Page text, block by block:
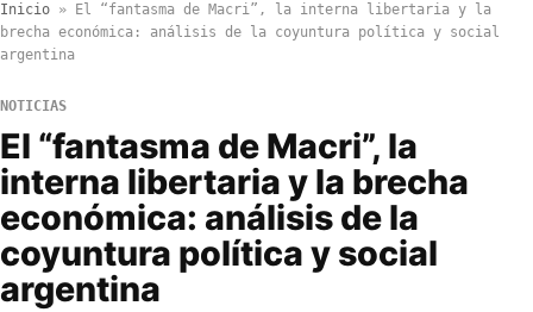
Inicio »
El “fantasma de Macri”, la interna libertaria y la
brecha económica: análisis de la coyuntura política y social
argentina
NOTICIAS
El “fantasma de Macri”, la
interna libertaria y la brecha
económica: análisis de la
coyuntura política y social
argentina